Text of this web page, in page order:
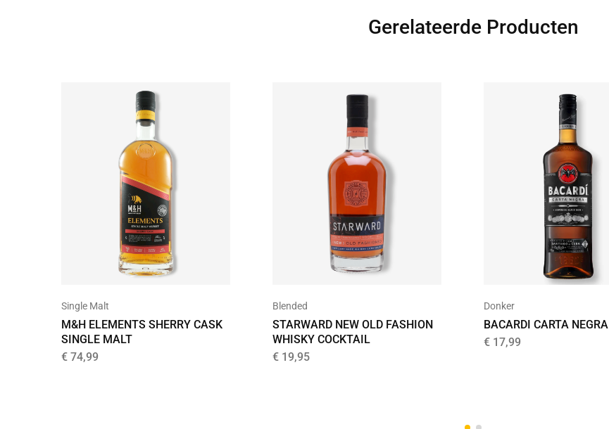
Gerelateerde Producten
Single Malt
M&H ELEMENTS SHERRY CASK
SINGLE MALT
€ 74,99
Blended
STARWARD NEW OLD FASHION
WHISKY COCKTAIL
€ 19,95
Donker
BACARDI CARTA NEGRA
€ 17,99